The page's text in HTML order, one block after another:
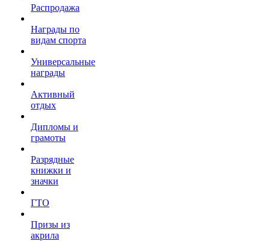
Распродажа
Награды по
видам спорта
Универсальные
награды
Активный
отдых
Дипломы и
грамоты
Разрядные
книжки и
значки
ГТО
Призы из
акрила